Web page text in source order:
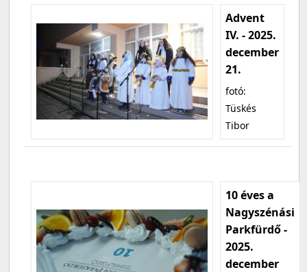
Advent
IV. - 2025.
december
21.
fotó:
Tüskés
Tibor
10 éves a
Nagyszénási
Parkfürdő -
2025.
december